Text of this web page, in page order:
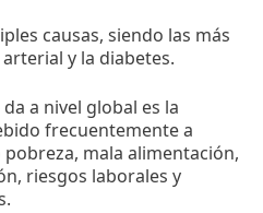
causas, siendo las más
y la diabetes.
a nivel global es la
frecuentemente a
mala alimentación,
riesgos laborales y